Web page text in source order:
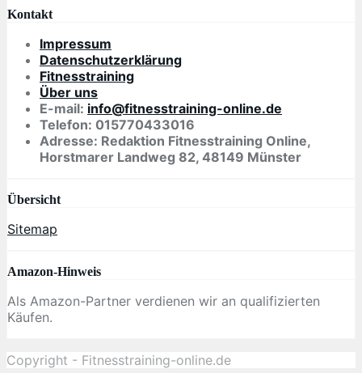
Kontakt
Impressum
Datenschutzerklärung
Fitnesstraining
Über uns
E-mail: info@fitnesstraining-online.de
Telefon: 015770433016
Adresse: Redaktion Fitnesstraining Online,
Horstmarer Landweg 82, 48149 Münster
Übersicht
Sitemap
Amazon-Hinweis
Als Amazon-Partner verdienen wir an qualifizierten
Käufen.
Copyright - Fitnesstraining-online.de